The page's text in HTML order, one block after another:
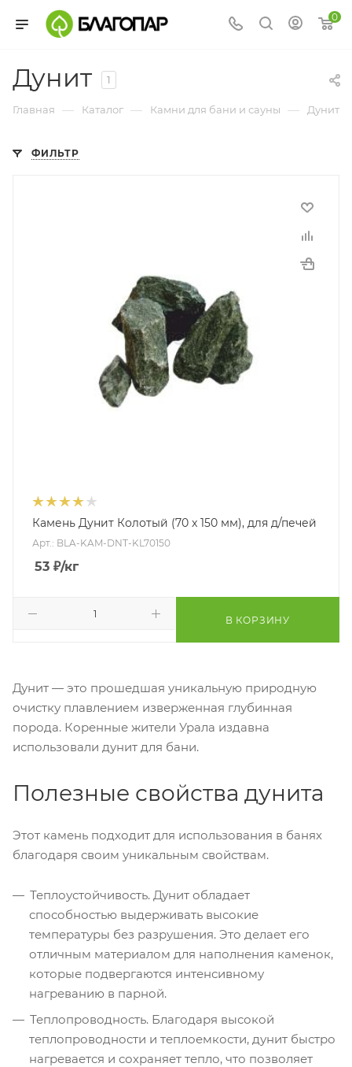
0
Дунит 1
Главная — Каталог — Камни для бани и сауны — Дунит
ФИЛЬТР
Камень Дунит Колотый (70 x 150 мм), для д/печей
Арт.: BLA-KAM-DNT-KL70150
53 ₽/кг
В КОРЗИНУ
Дунит — это прошедшая уникальную природную
очистку плавлением изверженная глубинная
порода. Коренные жители Урала издавна
использовали дунит для бани.
Полезные свойства дунита
Этот камень подходит для использования в банях
благодаря своим уникальным свойствам.
Теплоустойчивость. Дунит обладает
способностью выдерживать высокие
температуры без разрушения. Это делает его
отличным материалом для наполнения каменок,
которые подвергаются интенсивному
нагреванию в парной.
Теплопроводность. Благодаря высокой
теплопроводности и теплоемкости, дунит быстро
нагревается и сохраняет тепло, что позволяет